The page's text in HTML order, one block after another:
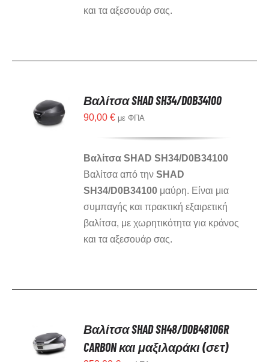
και τα αξεσουάρ σας.
Βαλίτσα SHAD SH34/D0B34100
90,00€ με ΦΠΑ
Βαλίτσα SHAD SH34/D0B34100
Βαλίτσα από τηνSHAD
SH34/D0B34100 μαύρη. Είναι μια
συμπαγής και πρακτική εξαιρετική
βαλίτσα, με χωρητικότητα για κράνος
και τα αξεσουάρ σας.
Βαλίτσα SHAD SH48/D0B48106R
CARBON και μαξιλαράκι (σετ)